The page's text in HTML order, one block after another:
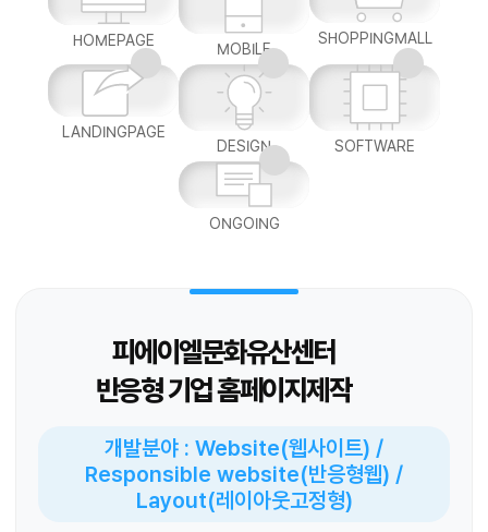
HOMEPAGE MOBILE
SHOPPINGMALL
LANDINGPAGE
DESIGN
SOFTWARE
ONGOING
피에이엘문화유산센터
반응형 기업 홈페이지제작
개발분야 : Website(웹사이트) /
Responsible website(반응형웹) /
Layout(레이아웃고정형)